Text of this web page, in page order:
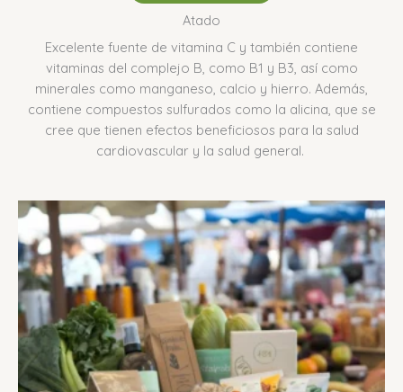
Atado
Excelente fuente de vitamina C y también contiene
vitaminas del complejo B, como B1 y B3, así como
minerales como manganeso, calcio y hierro. Además,
contiene compuestos sulfurados como la alicina, que se
cree que tienen efectos beneficiosos para la salud
cardiovascular y la salud general.